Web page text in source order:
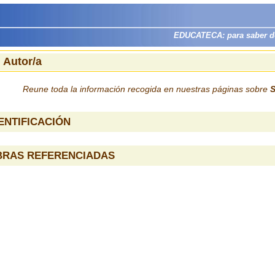
EDUCATECA: para saber
Autor/a
Reune toda la información recogida en nuestras páginas sobre
REFERENCIADAS